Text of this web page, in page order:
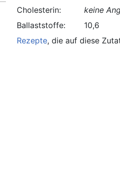
Cholesterin:
keine
Ballaststoffe:
10,6
Rezepte, die auf diese